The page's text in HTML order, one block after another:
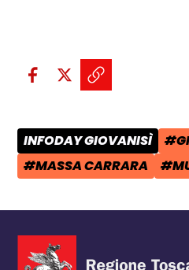
Condividi sui social:
Condividi su
Condividi su
Copia il
CATEGORIA POST:
INFODAY GIOVANISÌ
TAG:
#MASSA CARRARA